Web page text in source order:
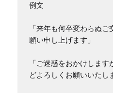
例文
「来年も何卒変わらぬ
願い申し上げます」
「ご迷惑をおかけしま
どよろしくお願いいたし